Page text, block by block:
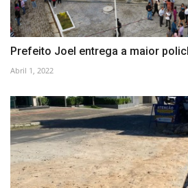
Prefeito Joel entrega a maior
Abril 1, 2022